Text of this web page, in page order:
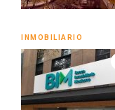
INMOBILIARIO